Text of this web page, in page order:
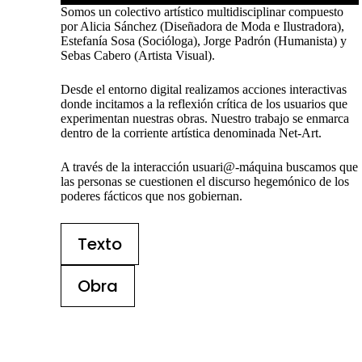
Somos un colectivo artístico multidisciplinar compuesto
por Alicia Sánchez (Diseñadora de Moda e Ilustradora),
Estefanía Sosa (Socióloga), Jorge Padrón (Humanista) y
Sebas Cabero (Artista Visual).
Desde el entorno digital realizamos acciones interactivas
donde incitamos a la reflexión crítica de los usuarios que
experimentan nuestras obras. Nuestro trabajo se enmarca
dentro de la corriente artística denominada Net-Art.
A través de la interacción usuari@-máquina buscamos que
las personas se cuestionen el discurso hegemónico de los
poderes fácticos que nos gobiernan.
Texto
Obra